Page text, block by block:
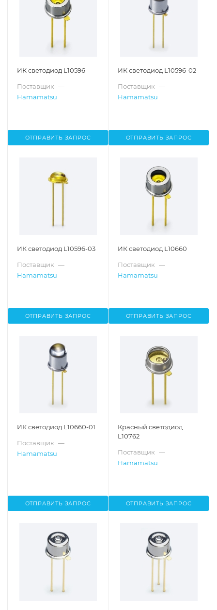
ИК светодиод L10596
Поставщик —
Hamamatsu
ОТПРАВИТЬ ЗАПРОС
ИК светодиод L10596-02
Поставщик —
Hamamatsu
ОТПРАВИТЬ ЗАПРОС
ИК светодиод L10596-03
Поставщик —
Hamamatsu
ОТПРАВИТЬ ЗАПРОС
ИК светодиод L10660
Поставщик —
Hamamatsu
ОТПРАВИТЬ ЗАПРОС
ИК светодиод L10660-01
Поставщик —
Hamamatsu
ОТПРАВИТЬ ЗАПРОС
Красный светодиод
L10762
Поставщик —
Hamamatsu
ОТПРАВИТЬ ЗАПРОС